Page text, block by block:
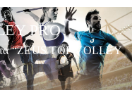
PRO
“ZEUS TOP VOLLEY